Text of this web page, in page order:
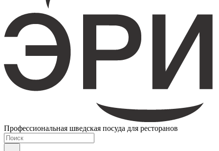
Профессиональная шведская посуда для ресторанов